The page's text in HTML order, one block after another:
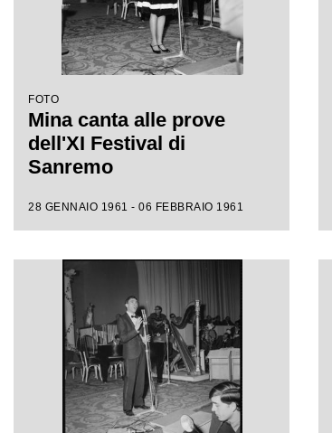
FOTO
Mina canta alle prove
dell'XI Festival di
Sanremo
28 GENNAIO 1961 - 06 FEBBRAIO 1961